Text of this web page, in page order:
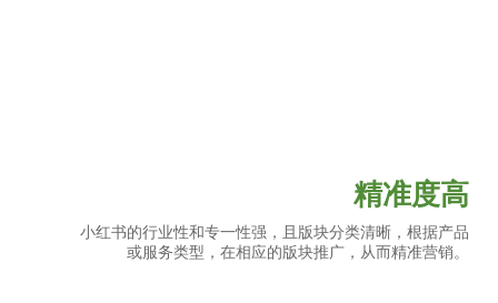
精准度高
小红书的行业性和专一性强，且版块分类清晰，根据产品
或服务类型，在相应的版块推广，从而精准营销。